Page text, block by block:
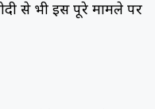
मोदी से भी इस पूरे मामले पर